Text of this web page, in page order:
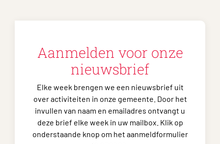
Aanmelden voor onze
nieuwsbrief
Elke week brengen we een nieuwsbrief uit
over activiteiten in onze gemeente. Door het
invullen van naam en emailadres ontvangt u
deze brief elke week in uw mailbox. Klik op
onderstaande knop om het aanmeldformulier